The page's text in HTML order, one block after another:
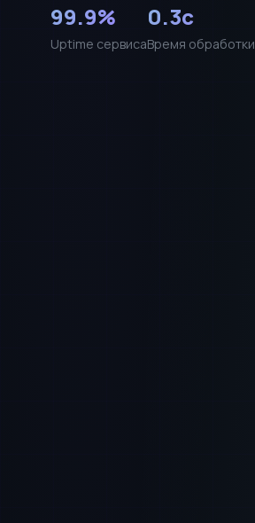
99.9%
Uptime сервиса
0.3с
Время обработки